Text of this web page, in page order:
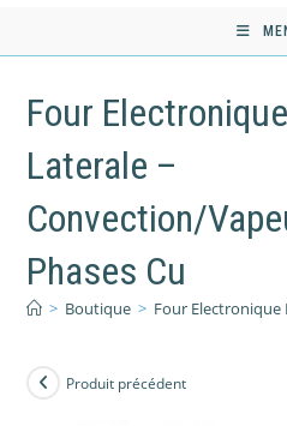
Four
Laterale –
Convection/
Phases Cu
> Boutique > Four Electronique
Produit précédent